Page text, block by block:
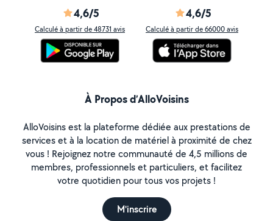
4,6/5
Calculé à partir de 48731 avis
4,6/5
Calculé à partir de 66000 avis
À Propos d’AlloVoisins
AlloVoisins est la plateforme dédiée aux prestations de
services et à la location de matériel à proximité de chez
vous ! Rejoignez notre communauté de 4,5 millions de
membres, professionnels et particuliers, et facilitez
votre quotidien pour tous vos projets !
M'inscrire